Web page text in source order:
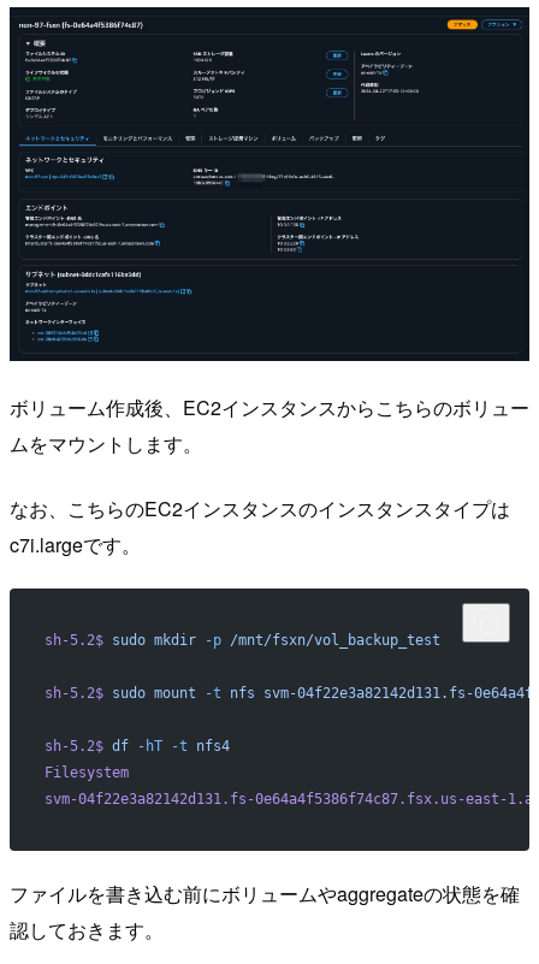
ボリューム作成後、EC2インスタンスからこちらのボリュー
ムをマウントします。
なお、こちらのEC2インスタンスのインスタンスタイプは
c7i.largeです。
sh-5.2$ sudo mkdir -p /mnt/fsxn/vol_backup_test
sh-5.2$ sudo mount -t nfs svm-04f22e3a82142d131.fs-
sh-5.2$ df -hT -t nfs4
Filesystem
svm-04f22e3a82142d131.fs-0e64a4f5386f74c87.fsx.us-east-
ファイルを書き込む前にボリュームやaggregateの状態を確
認しておきます。